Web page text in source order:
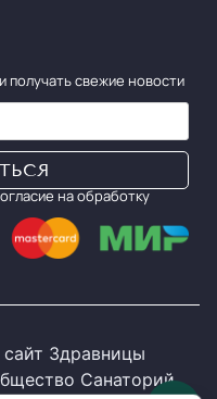
получать свежие новости
на обработку
Здравницы
Санаторий